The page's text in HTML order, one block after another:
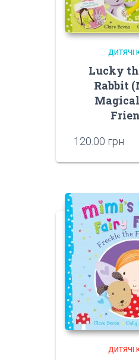
ДИТЯЧІ
Lucky
Rabbit
120.00 грн
ДИТЯЧІ